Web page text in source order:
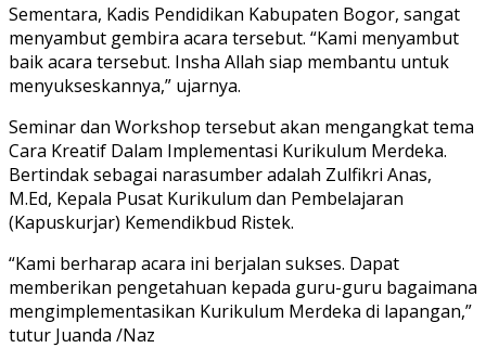
Sementara, Kadis Pendidikan Kabupaten Bogor, sangat
menyambut gembira acara tersebut. “Kami menyambut
baik acara tersebut. Insha Allah siap membantu untuk
menyukseskannya,” ujarnya.
Seminar dan Workshop tersebut akan mengangkat tema
Cara Kreatif Dalam Implementasi Kurikulum Merdeka.
Bertindak sebagai narasumber adalah Zulfikri Anas,
M.Ed, Kepala Pusat Kurikulum dan Pembelajaran
(Kapuskurjar) Kemendikbud Ristek.
“Kami berharap acara ini berjalan sukses. Dapat
memberikan pengetahuan kepada guru-guru bagaimana
mengimplementasikan Kurikulum Merdeka di lapangan,”
tutur Juanda /Naz